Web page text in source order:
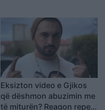
Eksizton video e Gjikos
që dëshmon abuzimin me
të miturën? Reagon reperi